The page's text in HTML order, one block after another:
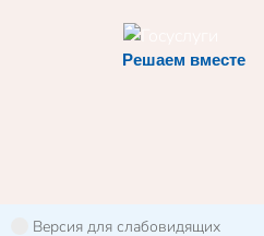
Решаем вместе
Версия для слабовидящих